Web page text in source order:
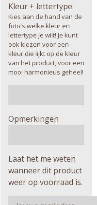
Kleur + lettertype
Kies aan de hand van de
foto's welke kleur en
lettertype je wilt! Je kunt
ook kiezen voor een
kleur die lijkt op de kleur
van het product, voor een
mooi harmonieus geheel!
Opmerkingen
Laat het me weten
wanneer dit product
weer op voorraad is.